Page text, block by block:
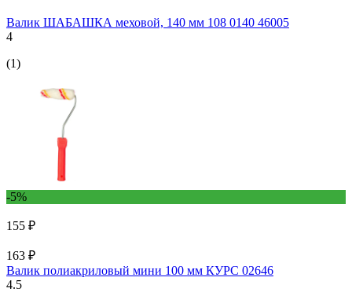
Валик ШАБАШКА меховой, 140 мм 108 0140 46005
4
(1)
-5%
155 ₽
163 ₽
Валик полиакриловый мини 100 мм КУРС 02646
4.5